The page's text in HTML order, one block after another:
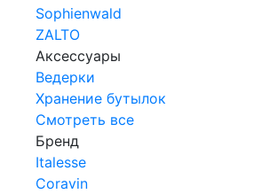
Sophienwald
ZALTO
Аксессуары
Ведерки
Хранение бутылок
Смотреть все
Бренд
Italesse
Coravin